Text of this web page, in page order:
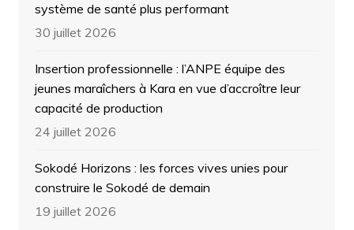
système de santé plus performant
30 juillet 2026
Insertion professionnelle : l’ANPE équipe des
jeunes maraîchers à Kara en vue d’accroître leur
capacité de production
24 juillet 2026
Sokodé Horizons : les forces vives unies pour
construire le Sokodé de demain
19 juillet 2026